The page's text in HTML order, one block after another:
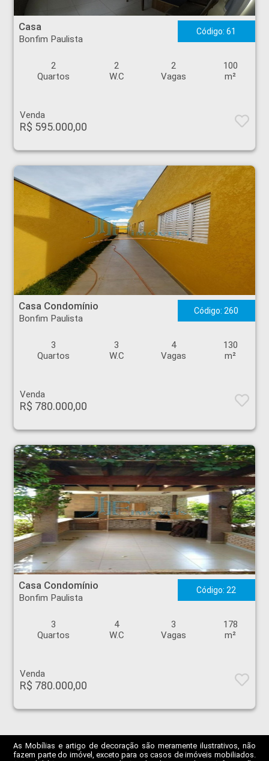
Casa
Bonfim Paulista
Código: 61
2
Quartos
2
W.C
2
Vagas
100
m²
Venda
R$ 595.000,00
Casa Condomínio - Bonfim Paulista - Ribeirão Preto
Casa Condomínio
Bonfim Paulista
Código: 260
3
Quartos
3
W.C
4
Vagas
130
m²
Venda
R$ 780.000,00
Casa Condomínio - Bonfim Paulista - Ribeirão Preto
Casa Condomínio
Bonfim Paulista
Código: 22
3
Quartos
4
W.C
3
Vagas
178
m²
Venda
R$ 780.000,00
As Mobílias e artigo de decoração são meramente ilustrativos, não
fazem parte do imóvel, exceto para os casos de imóveis mobiliados.